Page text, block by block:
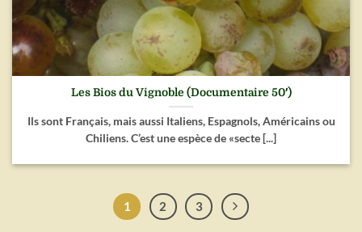
Les Bios du Vignoble (Documentaire 50′)
Ils sont Français, mais aussi Italiens, Espagnols, Américains ou
Chiliens. C’est une espèce de «secte [...]
1 2 3